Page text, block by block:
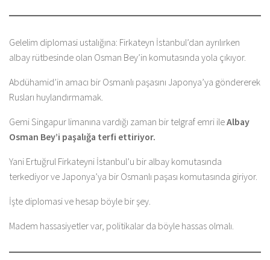
Gelelim diplomasi ustalığına: Firkateyn İstanbul’dan ayrılırken
albay rütbesinde olan Osman Bey’in komutasında yola çıkıyor.
Abdühamid’in amacı bir Osmanlı paşasını Japonya’ya göndererek
Rusları huylandırmamak.
Gemi Singapur limanına vardığı zaman bir telgraf emri ileAlbay
Osman Bey’i paşalığa terfi ettiriyor.
Yani Ertuğrul Firkateyni İstanbul’u bir albay komutasında
terkediyor ve Japonya’ya bir Osmanlı paşası komutasında giriyor.
İşte diplomasi ve hesap böyle bir şey.
Madem hassasiyetler var, politikalar da böyle hassas olmalı.